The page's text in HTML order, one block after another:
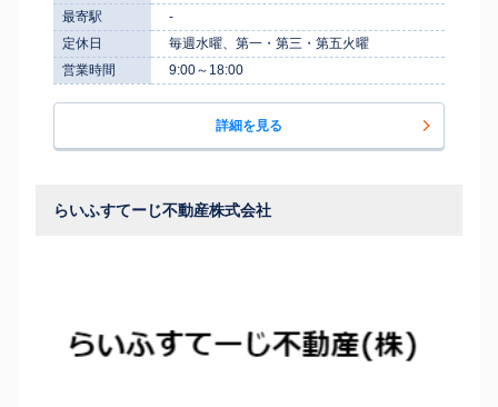
最寄駅
-
定休日
毎週水曜、第一・第三・第五火曜
営業時間
9:00～18:00
詳細を見る
らいふすてーじ不動産株式会社